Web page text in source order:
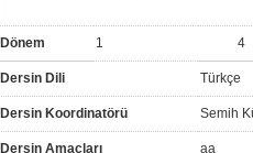
Dönem 1 4
Dersin Dili Türkçe
Dersin Koordinatörü Semih
Dersin Amaçları aa